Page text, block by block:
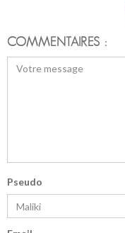
COMMENTAIRES :
Pseudo